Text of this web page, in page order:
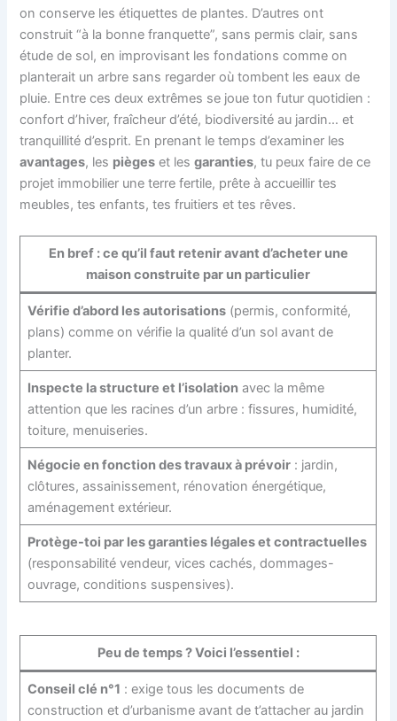
on conserve les étiquettes de plantes. D’autres ont
construit “à la bonne franquette”, sans permis clair, sans
étude de sol, en improvisant les fondations comme on
planterait un arbre sans regarder où tombent les eaux de
pluie. Entre ces deux extrêmes se joue ton futur quotidien :
confort d’hiver, fraîcheur d’été, biodiversité au jardin… et
tranquillité d’esprit. En prenant le temps d’examiner les
avantages, les pièges et lesgaranties, tu peux faire de ce
projet immobilier une terre fertile, prête à accueillir tes
meubles, tes enfants, tes fruitiers et tes rêves.
En bref : ce qu’il faut retenir avant d’acheter une
maison construite par un particulier
Vérifie d’abord les autorisations(permis, conformité,
plans) comme on vérifie la qualité d’un sol avant de
planter.
Inspecte la structure et l’isolationavec la même
attention que les racines d’un arbre : fissures, humidité,
toiture, menuiseries.
Négocie en fonction des travaux à prévoir: jardin,
clôtures, assainissement, rénovation énergétique,
aménagement extérieur.
Protège-toi par les garanties légales et contractuelles
(responsabilité vendeur, vices cachés, dommages-
ouvrage, conditions suspensives).
Peu de temps ? Voici l’essentiel :
Conseil clé n°1 : exige tous les documents de
construction et d’urbanisme avant de t’attacher au jardin